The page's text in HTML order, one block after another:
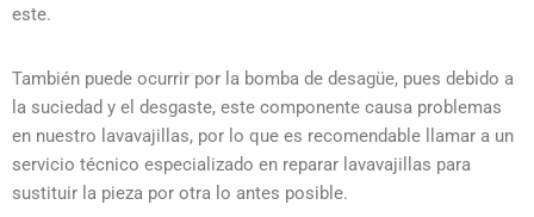
este.
También puede ocurrir por la bomba de desagüe, pues debido a
la suciedad y el desgaste, este componente causa problemas
en nuestro lavavajillas, por lo que es recomendable llamar a un
servicio técnico especializado en reparar lavavajillas para
sustituir la pieza por otra lo antes posible.